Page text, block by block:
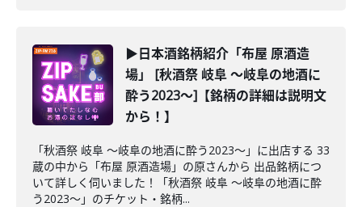
▶日本酒銘柄紹介「布屋 原酒造
場」 [秋酒祭 岐阜 ～岐阜の地酒に
酔う2023～]【銘柄の詳細は説明文
から！】
「秋酒祭 岐阜 ～岐阜の地酒に酔う2023～」に出店する 33
蔵の中から「布屋 原酒造場」の原さんから 出品銘柄につ
いて詳しく伺いました！「秋酒祭 岐阜 ～岐阜の地酒に酔
う2023～」のチケット・銘柄...